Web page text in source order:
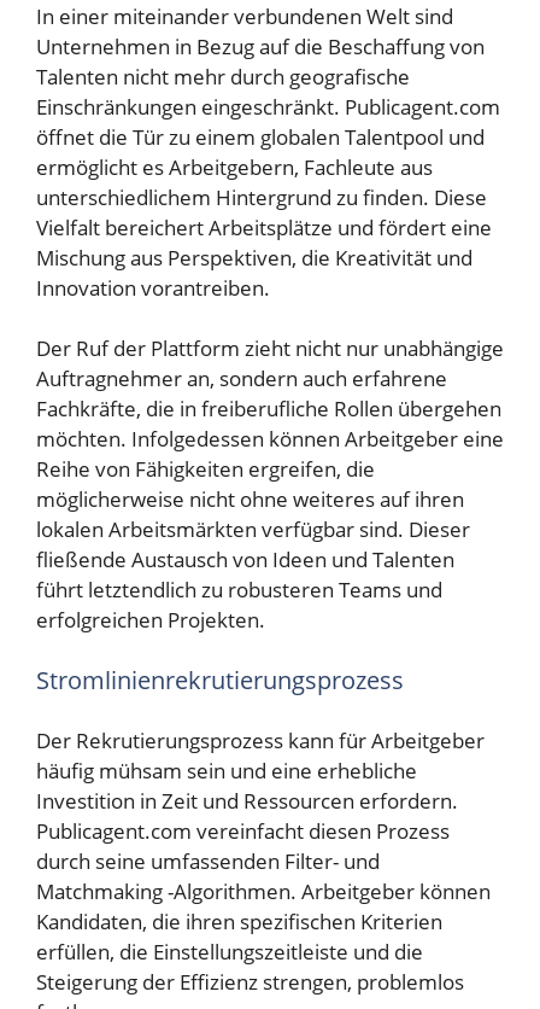
In einer miteinander verbundenen Welt sind
Unternehmen in Bezug auf die Beschaffung von
Talenten nicht mehr durch geografische
Einschränkungen eingeschränkt. Publicagent.com
öffnet die Tür zu einem globalen Talentpool und
ermöglicht es Arbeitgebern, Fachleute aus
unterschiedlichem Hintergrund zu finden. Diese
Vielfalt bereichert Arbeitsplätze und fördert eine
Mischung aus Perspektiven, die Kreativität und
Innovation vorantreiben.
Der Ruf der Plattform zieht nicht nur unabhängige
Auftragnehmer an, sondern auch erfahrene
Fachkräfte, die in freiberufliche Rollen übergehen
möchten. Infolgedessen können Arbeitgeber eine
Reihe von Fähigkeiten ergreifen, die
möglicherweise nicht ohne weiteres auf ihren
lokalen Arbeitsmärkten verfügbar sind. Dieser
fließende Austausch von Ideen und Talenten
führt letztendlich zu robusteren Teams und
erfolgreichen Projekten.
Stromlinienrekrutierungsprozess
Der Rekrutierungsprozess kann für Arbeitgeber
häufig mühsam sein und eine erhebliche
Investition in Zeit und Ressourcen erfordern.
Publicagent.com vereinfacht diesen Prozess
durch seine umfassenden Filter- und
Matchmaking -Algorithmen. Arbeitgeber können
Kandidaten, die ihren spezifischen Kriterien
erfüllen, die Einstellungszeitleiste und die
Steigerung der Effizienz strengen, problemlos